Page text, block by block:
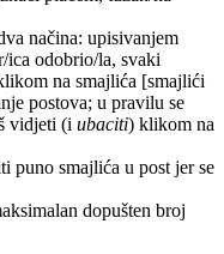
načina: upisivanjem
ica odobrio/la, svaki
na smajlića [smajlići
postova; u pravilu se
vidjeti (i ubaciti) klikom na
puno smajlića u post jer se
dopušten broj